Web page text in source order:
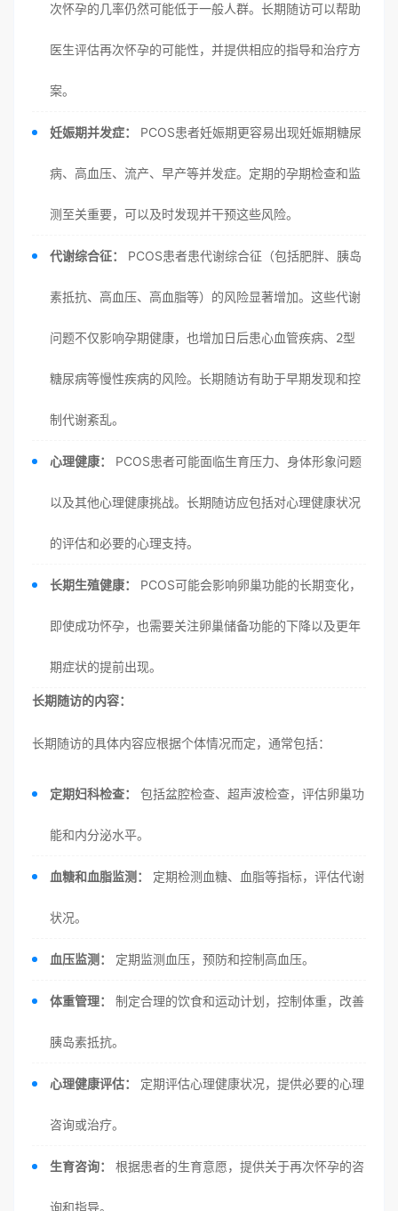
次怀孕的几率仍然可能低于一般人群。长期随访可以帮助
医生评估再次怀孕的可能性，并提供相应的指导和治疗方
案。
妊娠期并发症： PCOS患者妊娠期更容易出现妊娠期糖尿
病、高血压、流产、早产等并发症。定期的孕期检查和监
测至关重要，可以及时发现并干预这些风险。
代谢综合征： PCOS患者患代谢综合征（包括肥胖、胰岛
素抵抗、高血压、高血脂等）的风险显著增加。这些代谢
问题不仅影响孕期健康，也增加日后患心血管疾病、2型
糖尿病等慢性疾病的风险。长期随访有助于早期发现和控
制代谢紊乱。
心理健康： PCOS患者可能面临生育压力、身体形象问题
以及其他心理健康挑战。长期随访应包括对心理健康状况
的评估和必要的心理支持。
长期生殖健康： PCOS可能会影响卵巢功能的长期变化，
即使成功怀孕，也需要关注卵巢储备功能的下降以及更年
期症状的提前出现。
长期随访的内容：
长期随访的具体内容应根据个体情况而定，通常包括：
定期妇科检查： 包括盆腔检查、超声波检查，评估卵巢功
能和内分泌水平。
血糖和血脂监测： 定期检测血糖、血脂等指标，评估代谢
状况。
血压监测： 定期监测血压，预防和控制高血压。
体重管理： 制定合理的饮食和运动计划，控制体重，改善
胰岛素抵抗。
心理健康评估： 定期评估心理健康状况，提供必要的心理
咨询或治疗。
生育咨询： 根据患者的生育意愿，提供关于再次怀孕的咨
询和指导。